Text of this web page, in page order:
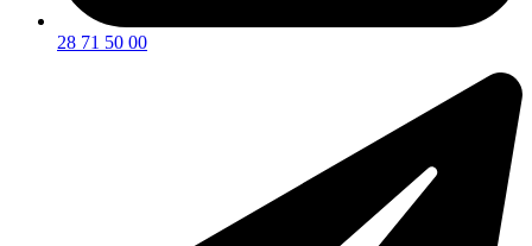
28 71 50 00